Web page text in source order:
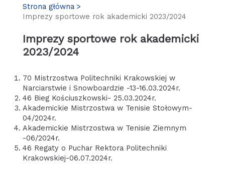
Strona główna
Imprezy sportowe rok akademicki 2023/2024
Imprezy sportowe rok akademicki
2023/2024
70 Mistrzostwa Politechniki Krakowskiej w
Narciarstwie i Snowboardzie -13-16.03.2024r.
46 Bieg Kościuszkowski- 25.03.2024r.
Akademickie Mistrzostwa w Tenisie Stołowym-
04/2024r.
Akademickie Mistrzostwa w Tenisie Ziemnym
-06/2024r.
46 Regaty o Puchar Rektora Politechniki
Krakowskiej-06.07.2024r.